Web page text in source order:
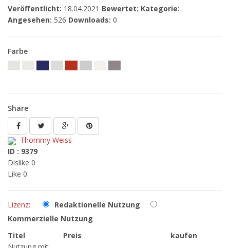
Veröffentlicht: 18.04.2021 Bewertet: Kategorie:
Angesehen: 526 Downloads: 0
Farbe
Share
Thommy Weiss
ID : 9379
Dislike 0
Like 0
Lizenz:
Redaktionelle Nutzung
Kommerzielle Nutzung
Titel
Preis
kaufen